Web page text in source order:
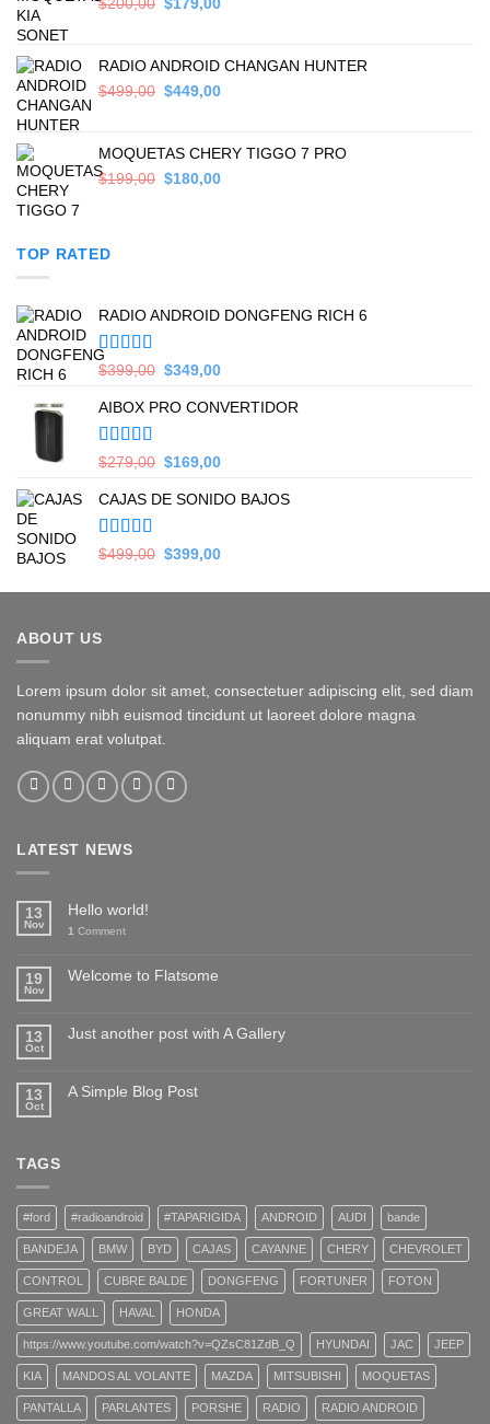
$200,00.$179,00.
RADIO ANDROID CHANGAN HUNTER
$499,00 Original
$499,00.
$449,00Current
$449,00.
MOQUETAS CHERY TIGGO 7 PRO
$199,00 Original
$180,00Current
TOP RATED
RADIO ANDROID DONGFENG RICH 6
Valorado en
$399,00 Original
was:
$349,00Current
is:
AIBOX PRO CONVERTIDOR
Valorado en
$279,00 Original
was:
$169,00Current
is:
CAJAS DE SONIDO BAJOS
Valorado en
$499,00 Original
was:
$399,00Current
is:
ABOUT US
Lorem ipsum dolor sit amet, consectetuer adipiscing elit, sed diam
nonummy nibh euismod tincidunt ut laoreet dolore magna
aliquam erat volutpat.
LATEST NEWS
13
Nov
Hello world!
1 Comment
19
Nov
Welcome to Flatsome
13
Oct
Just another post with A Gallery
13
Oct
A Simple Blog Post
TAGS
#ford #radioandroid #TAPARIGIDA ANDROID AUDI bande
BANDEJA BMW BYD CAJAS CAYANNE CHERY CHEVROLET
CONTROL CUBRE BALDE DONGFENG FORTUNER FOTON
GREAT WALL HAVAL HONDA
https://www.youtube.com/watch?v=QZsC81ZdB_Q HYUNDAI JAC JEEP
KIA MANDOS AL VOLANTE MAZDA MITSUBISHI MOQUETAS
PANTALLA PARLANTES PORSHE RADIO RADIO ANDROID